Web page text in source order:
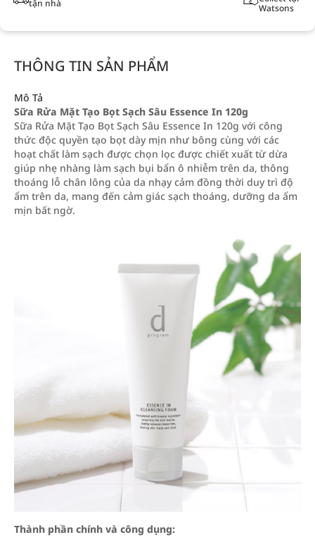
tận nhà
Watsons
THÔNG TIN SẢN PHẨM
Mô Tả
Sữa Rửa Mặt Tạo Bọt Sạch Sâu Essence In 120g
Sữa Rửa Mặt Tạo Bọt Sạch Sâu Essence In 120g với công
thức độc quyền tạo bọt dày mịn như bông cùng với các
hoạt chất làm sạch được chọn lọc được chiết xuất từ dừa
giúp nhẹ nhàng làm sạch bụi bẩn ô nhiễm trên da, thông
thoáng lỗ chân lông của da nhạy cảm đồng thời duy trì độ
ẩm trên da, mang đến cảm giác sạch thoáng, dưỡng da ẩm
mịn bất ngờ.
Thành phần chính và công dụng: